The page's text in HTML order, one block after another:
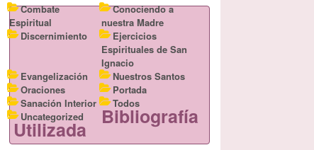
Combate
Espiritual
Conociendo a
nuestra Madre
Discernimiento
Ejercicios
Espirituales de San
Ignacio
Evangelización
Nuestros Santos
Oraciones
Portada
Sanación Interior
Todos
Uncategorized
Bibliografía
Utilizada